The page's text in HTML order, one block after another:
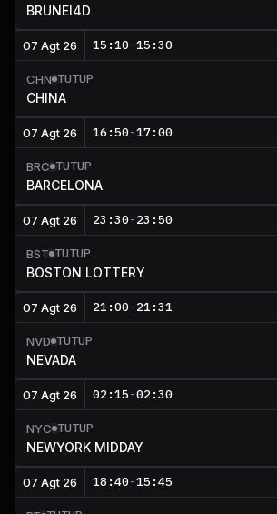
BRUNEI4D
07 Agt 26 15:10-15:30
CHN TUTUP
CHINA
07 Agt 26 16:50-17:00
BRC TUTUP
BARCELONA
07 Agt 26 23:30-23:50
BST TUTUP
BOSTON LOTTERY
07 Agt 26 21:00-21:31
NVD TUTUP
NEVADA
07 Agt 26 02:15-02:30
NYC TUTUP
NEWYORK MIDDAY
07 Agt 26 18:40-15:45